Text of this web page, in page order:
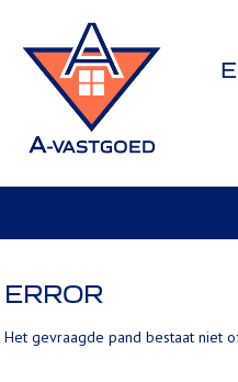
ERROR
Het gevraagde pand bestaat niet